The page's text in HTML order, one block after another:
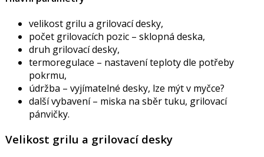
velikost grilu a grilovací desky,
počet grilovacích pozic – sklopná deska,
druh grilovací desky,
termoregulace – nastavení teploty dle potřeby
pokrmu,
údržba – vyjímatelné desky, lze mýt v myčce?
další vybavení – miska na sběr tuku, grilovací
pánvičky.
Velikost grilu a grilovací desky